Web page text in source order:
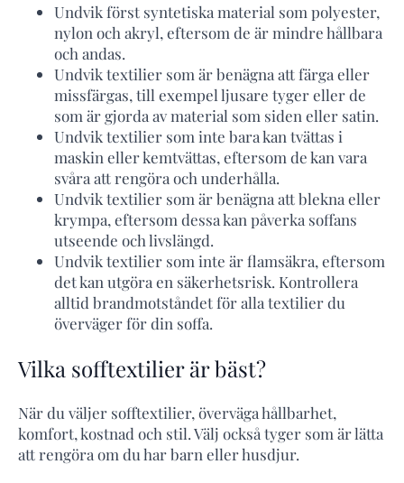
Undvik först syntetiska material som polyester,
nylon och akryl, eftersom de är mindre hållbara
och andas.
Undvik textilier som är benägna att färga eller
missfärgas, till exempel ljusare tyger eller de
som är gjorda av material som siden eller satin.
Undvik textilier som inte bara kan tvättas i
maskin eller kemtvättas, eftersom de kan vara
svåra att rengöra och underhålla.
Undvik textilier som är benägna att blekna eller
krympa, eftersom dessa kan påverka soffans
utseende och livslängd.
Undvik textilier som inte är flamsäkra, eftersom
det kan utgöra en säkerhetsrisk. Kontrollera
alltid brandmotståndet för alla textilier du
överväger för din soffa.
Vilka sofftextilier är bäst?
När du väljer sofftextilier, överväga hållbarhet,
komfort, kostnad och stil. Välj också tyger som är lätta
att rengöra om du har barn eller husdjur.